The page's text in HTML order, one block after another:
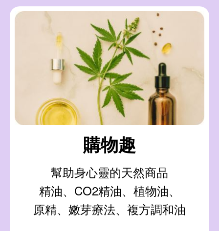
購物趣
幫助身心靈的天然商品
精油、CO2精油、植物油、
原精、嫩芽療法、複方調和油